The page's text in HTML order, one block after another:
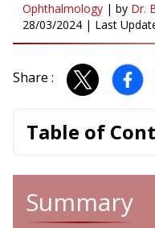
Ophthalmology | by Dr.
28/03/2024 | Last
Share :
Table of
Summary